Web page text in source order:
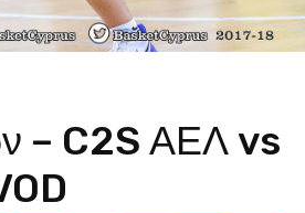
– C2S ΑΕΛ vs